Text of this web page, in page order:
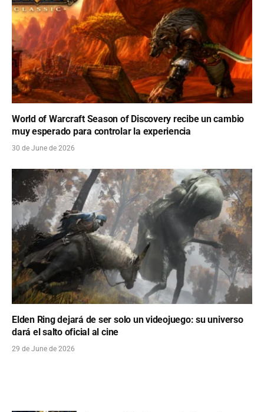
World of Warcraft Season of Discovery recibe un cambio
muy esperado para controlar la experiencia
30 de June de 2026
Elden Ring dejará de ser solo un videojuego: su universo
dará el salto oficial al cine
29 de June de 2026